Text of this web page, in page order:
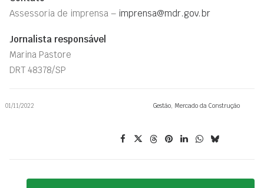
Assessoria de imprensa – imprensa@mdr.gov.br
Jornalista responsável
Marina Pastore
DRT 48378/SP
01/11/2022 Gestão, Mercado da Construção